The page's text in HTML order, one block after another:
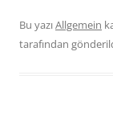
Bu yazıAllgemein
tarafından